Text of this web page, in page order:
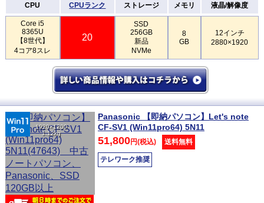
CPU CPUランク ストレージ メモリ 液晶/解像度
Core i5
8365U
【8世代】
4コア8スレ
20
SSD
256GB
新品
NVMe
8
GB
12インチ
2880×1920
1920×1200
1.12kg
Panasonic 【即納パソコン】Let's note
CF-SV1 (Win11pro64) 5N11
51,800円(税込) 送料無料
テレワーク推奨